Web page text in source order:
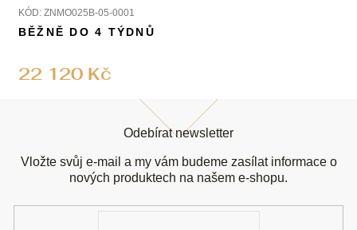
smaragdy
KÓD: ZNMO025B-05-0001
22 120 Kč
BĚŽNĚ DO 4 TÝDNŮ
Odebírat newsletter
Vložte svůj e-mail a my vám budeme zasílat informace o
nových produktech na našem e-shopu.